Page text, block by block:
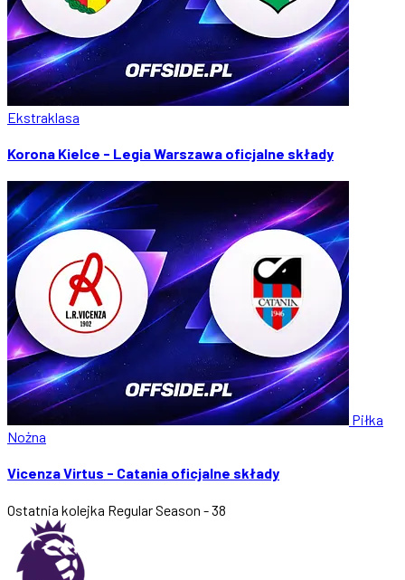
Ekstraklasa
Korona Kielce - Legia Warszawa oficjalne składy
Piłka
Nożna
Vicenza Virtus - Catania oficjalne składy
Ostatnia kolejka Regular Season - 38